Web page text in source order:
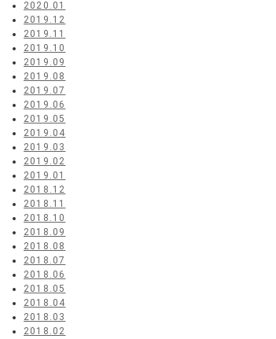
2020.01
2019.12
2019.11
2019.10
2019.09
2019.08
2019.07
2019.06
2019.05
2019.04
2019.03
2019.02
2019.01
2018.12
2018.11
2018.10
2018.09
2018.08
2018.07
2018.06
2018.05
2018.04
2018.03
2018.02